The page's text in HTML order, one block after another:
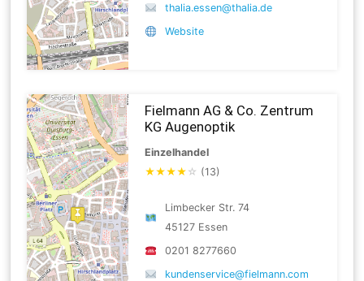
thalia.essen@thalia.de
Website
Fielmann AG & Co. Zentrum
KG Augenoptik
Einzelhandel
★★★★ ☆ (13)
Limbecker Str. 74
45127 Essen
0201 8277660
kundenservice@fielmann.com